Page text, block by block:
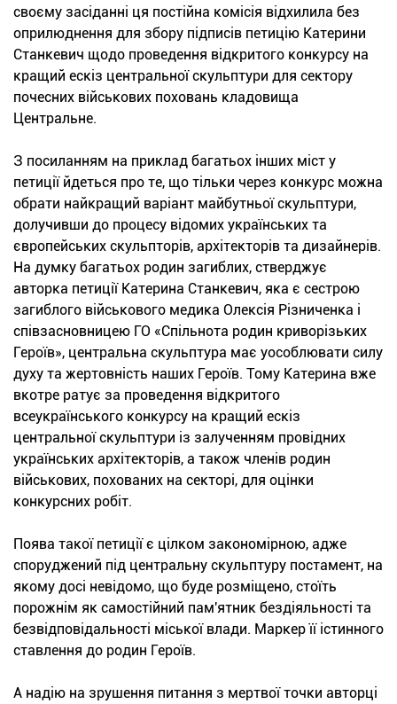
своєму засіданні ця постійна комісія відхилила без
оприлюднення для збору підписів петицію Катерини
Станкевич щодо проведення відкритого конкурсу на
кращий ескіз центральної скульптури для сектору
почесних військових поховань кладовища
Центральне.
З посиланням на приклад багатьох інших міст у
петиції йдеться про те, що тільки через конкурс можна
обрати найкращий варіант майбутньої скульптури,
долучивши до процесу відомих українських та
європейських скульпторів, архітекторів та дизайнерів.
На думку багатьох родин загиблих, стверджує
авторка петиції Катерина Станкевич, яка є сестрою
загиблого військового медика Олексія Різниченка і
співзасновницею ГО «Спільнота родин криворізьких
Героїв», центральна скульптура має уособлювати силу
духу та жертовність наших Героїв. Тому Катерина вже
вкотре ратує за проведення відкритого
всеукраїнського конкурсу на кращий ескіз
центральної скульптури із залученням провідних
українських архітекторів, а також членів родин
військових, похованих на секторі, для оцінки
конкурсних робіт.
Поява такої петиції є цілком закономірною, адже
споруджений під центральну скульптуру постамент, на
якому досі невідомо, що буде розміщено, стоїть
порожнім як самостійний пам'ятник бездіяльності та
безвідповідальності міської влади. Маркер її істинного
ставлення до родин Героїв.
А надію на зрушення питання з мертвої точки авторці